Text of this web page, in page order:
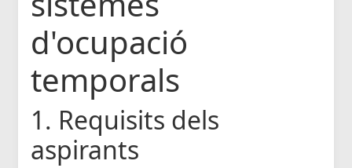
d'ocupació
temporals
1. Requisits dels
aspirants